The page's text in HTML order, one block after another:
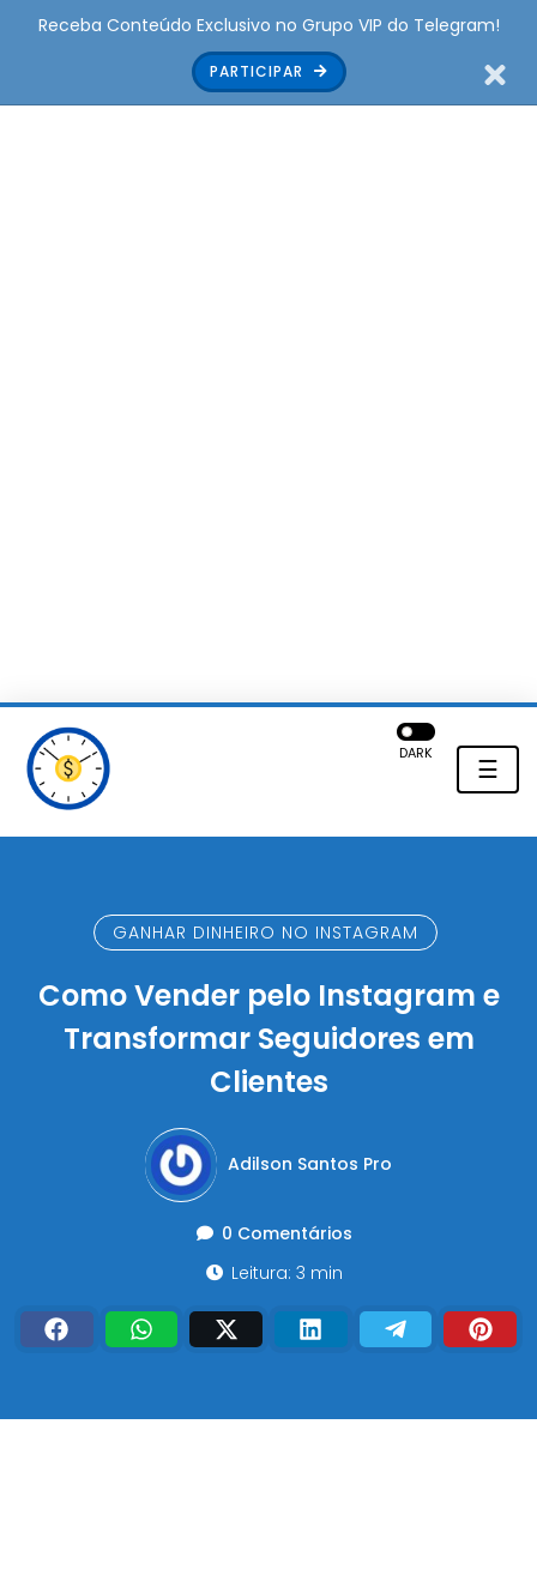
Receba Conteúdo Exclusivo no Grupo VIP do Telegram!
PARTICIPAR
☰
DARK
GANHAR DINHEIRO NO INSTAGRAM
Como Vender pelo Instagram e
Transformar Seguidores em
Clientes
Adilson Santos Pro
0 Comentários
Leitura: 3 min